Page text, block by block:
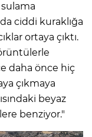
ciddi kuraklığa
ortaya çıktı.
daha önce hiç
çıkmaya
beyaz
benziyor."